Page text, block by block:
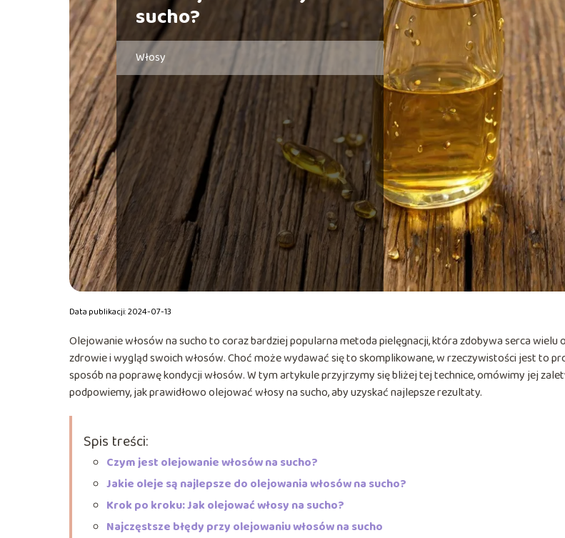
sucho?
Włosy
Data publikacji: 2024-07-13
Olejowanie włosów na sucho to coraz bardziej popularna metoda pielęgnacji, która zdobywa serca wielu
zdrowie i wygląd swoich włosów. Choć może wydawać się to skomplikowane, w rzeczywistości jest to
sposób na poprawę kondycji włosów. W tym artykule przyjrzymy się bliżej tej technice, omówimy jej
podpowiemy, jak prawidłowo olejować włosy na sucho, aby uzyskać najlepsze rezultaty.
Spis treści:
Czym jest olejowanie włosów na sucho?
Jakie oleje są najlepsze do olejowania włosów na sucho?
Krok po kroku: Jak olejować włosy na sucho?
Najczęstsze błędy przy olejowaniu włosów na sucho